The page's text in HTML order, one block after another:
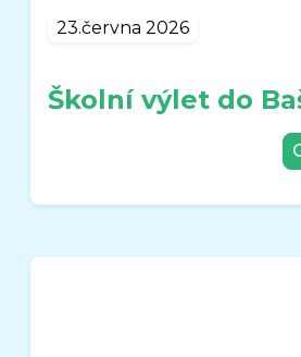
23.června 2026
Školní výlet do